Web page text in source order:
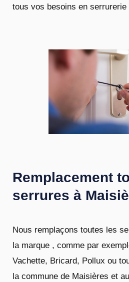
tous vos besoins en serrurerie
Remplacement
serrures à
Nous remplaçons toutes les
la marque , comme par
Vachette, Bricard, Pollux ou
la commune de Maisières et